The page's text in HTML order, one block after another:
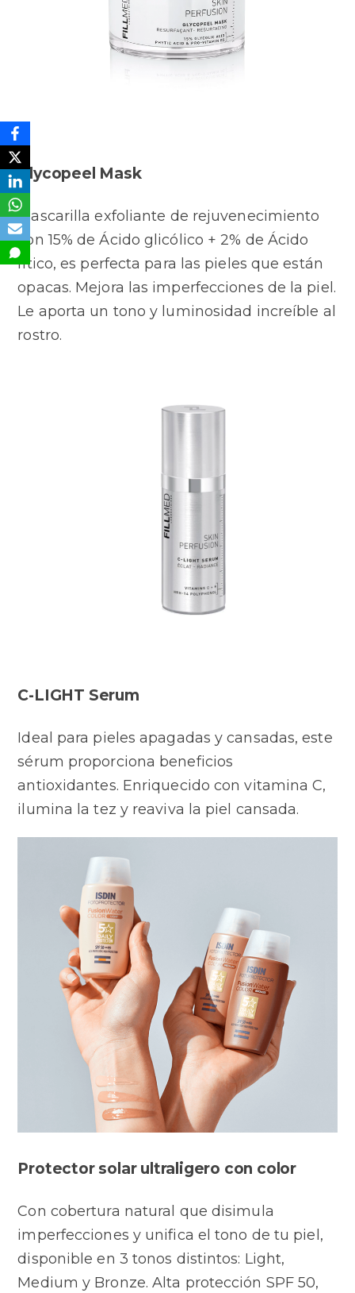
Glycopeel Mask
Mascarilla exfoliante de rejuvenecimiento
con 15% de Ácido glicólico + 2% de Ácido
fítico, es perfecta para las pieles que están
opacas. Mejora las imperfecciones de la piel.
Le aporta un tono y luminosidad increíble al
rostro.
C-LIGHT Serum
Ideal para pieles apagadas y cansadas, este
sérum proporciona beneficios
antioxidantes. Enriquecido con vitamina C,
ilumina la tez y reaviva la piel cansada.
Protector solar ultraligero con color
Con cobertura natural que disimula
imperfecciones y unifica el tono de tu piel,
disponible en 3 tonos distintos: Light,
Medium y Bronze. Alta protección SPF 50,